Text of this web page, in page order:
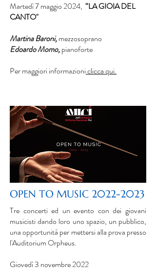
Martedì 7 maggio 2024, “LA GIOIA DEL
CANTO"
Martina Baroni,mezzosoprano
Edoardo Momo,pianoforte
Per maggiori informazioniclicca qui.
OPEN TO MUSIC 2022-2023
Tre concerti ed un evento con dei giovani
musicisti dando loro uno spazio, un pubblico,
una opportunità per mettersi alla prova presso
l'Auditorium Orpheus.
Giovedì 3 novembre 2022